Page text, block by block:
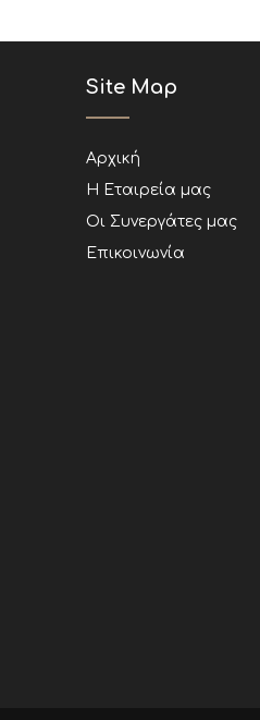
Site Map
Αρχική
Η Εταιρεία μας
Οι Συνεργάτες μας
Επικοινωνία